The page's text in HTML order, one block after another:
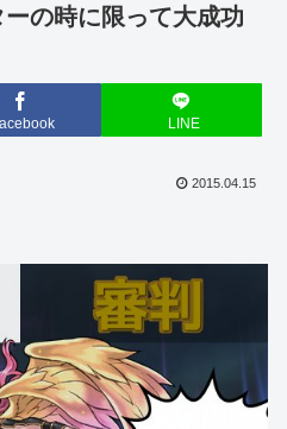
の時に限って大成功
LINE
2015.04.15